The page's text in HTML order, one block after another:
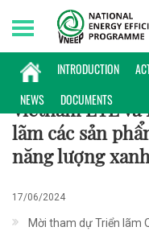
INTRODUCTION
NEWS
DOCUMENTS
Saturday, 08/08/2026 | 20:59
Vietnam ETE
lãm các sản
năng lượng
17/06/2024
Mời tham dự Triển lãm